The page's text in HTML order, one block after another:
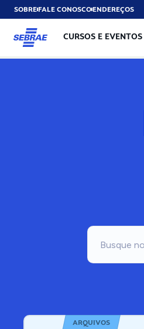
SOBREFALE CONOSCOENDEREÇOS
CURSOS E EVENTOS
ARQUIVOS